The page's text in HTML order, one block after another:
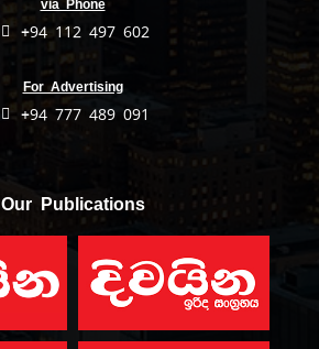
via Phone
+94 112 497 602
For Advertising
+94 777 489 091
Our Publications